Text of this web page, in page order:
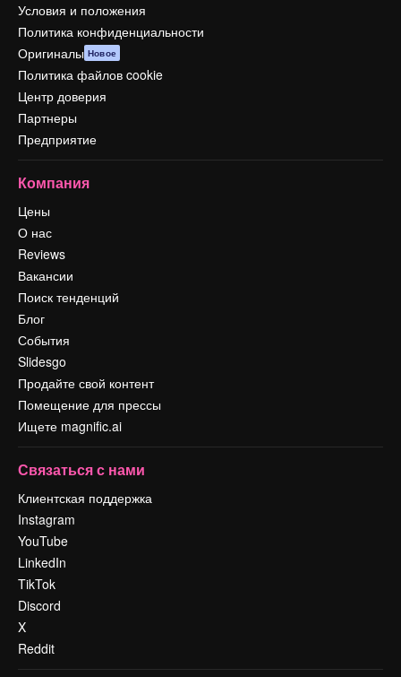
Условия и положения
Политика конфиденциальности
Оригиналы Новое
Политика файлов cookie
Центр доверия
Партнеры
Предприятие
Компания
Цены
О нас
Reviews
Вакансии
Поиск тенденций
Блог
События
Slidesgo
Продайте свой контент
Помещение для прессы
Ищете magnific.ai
Связаться с нами
Клиентская поддержка
Instagram
YouTube
LinkedIn
TikTok
Discord
X
Reddit